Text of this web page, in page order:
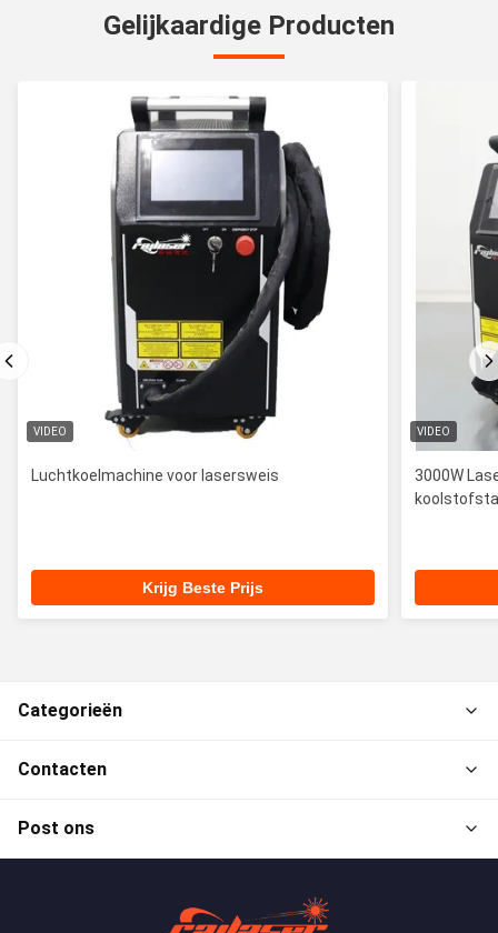
Gelijkaardige Producten
VIDEO
Luchtkoelmachine voor lasersweis
Krijg Beste Prijs
VIDEO
3000W
Categorieën
Contacten
Post ons